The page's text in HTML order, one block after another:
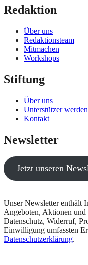
Redaktion
Über uns
Redaktionsteam
Mitmachen
Workshops
Stiftung
Über uns
Unterstützer werden
Kontakt
Newsletter
Jetzt unseren
Unser Newsletter enthält
Angeboten, Aktionen
Datenschutz, Widerruf,
Einwilligung umfassten
Datenschutzerklärung.